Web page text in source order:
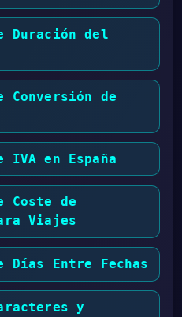
Duración del
Conversión de
IVA en España
Coste de
Viajes
Días Entre Fechas
y